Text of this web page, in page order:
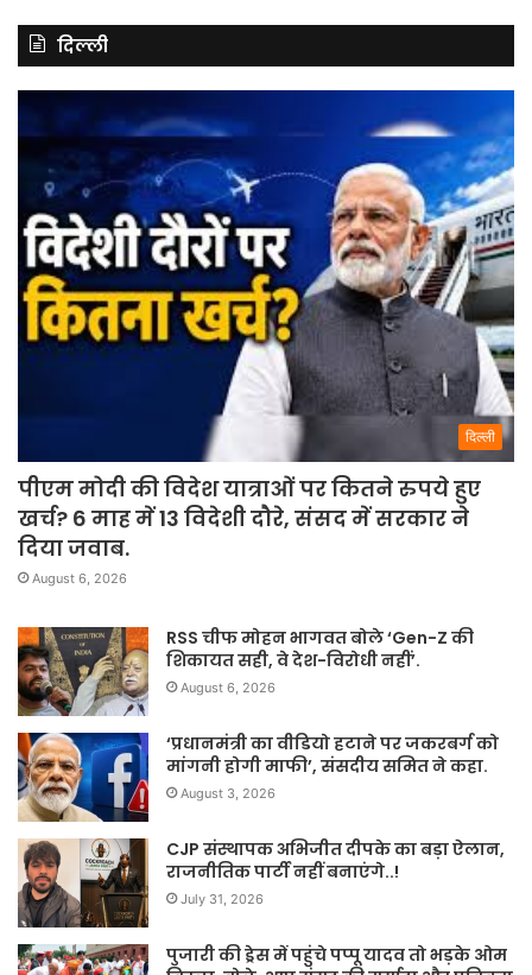
दिल्ली
दिल्ली
पीएम मोदी की विदेश यात्राओं पर कितने रुपये हुए
खर्च? 6 माह में 13 विदेशी दौरे, संसद में सरकार ने
दिया जवाब.
August 6, 2026
RSS चीफ मोहन भागवत बोले ‘Gen-Z की
शिकायत सही, वे देश-विरोधी नहीं’.
August 6, 2026
‘प्रधानमंत्री का वीडियो हटाने पर जकरबर्ग को
मांगनी होगी माफी’, संसदीय समित ने कहा.
August 3, 2026
CJP संस्थापक अभिजीत दीपके का बड़ा ऐलान,
राजनीतिक पार्टी नहीं बनाएंगे..!
July 31, 2026
पुजारी की ड्रेस में पहुंचे पप्पू यादव तो भड़के ओम